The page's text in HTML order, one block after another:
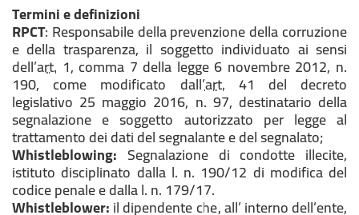
Termini e definizioni
RPCT: Responsabile della prevenzione della corruzione
e della trasparenza, il soggetto individuato ai sensi
dell’art. 1, comma 7 della legge 6 novembre 2012, n.
190, come modificato dall’art. 41 del decreto
legislativo 25 maggio 2016, n. 97, destinatario della
segnalazione e soggetto autorizzato per legge al
trattamento dei dati del segnalante e del segnalato;
Whistleblowing: Segnalazione di condotte illecite,
istituto disciplinato dalla l. n. 190/12 di modifica del
codice penale e dalla l. n. 179/17.
Whistleblower:il dipendente che, all’ interno dell’ente,